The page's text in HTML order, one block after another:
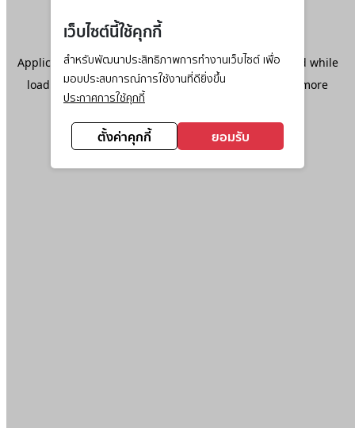
เว็บไซต์นี้ใช้คุกกี้
สำหรับพัฒนาประสิทธิภาพการทำงานเว็บไซต์ เพื่อ
มอบประสบการณ์การใช้งานที่ดียิ่งขึ้น
ประกาศการใช้คุกกี้
ตั้งค่าคุกกี้ ยอมรับ
Application error: aclient-side exception has occurred while
loadingwww.ktc.co.th(see the browser console
for more
information).